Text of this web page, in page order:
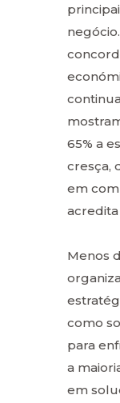
65% a
cresça,
em
Menos
como
para
a
em